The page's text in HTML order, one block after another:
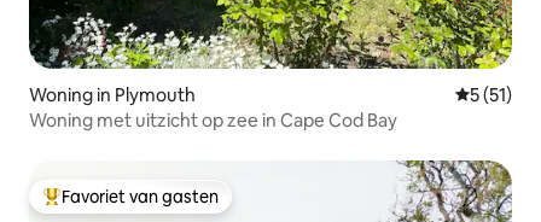
Woning in Plymouth
5 (51)
Woning met uitzicht op zee in Cape Cod Bay
Topfavoriet van gasten
Favoriet van gasten